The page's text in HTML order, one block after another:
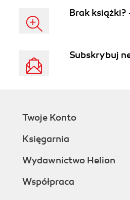
Brak książki?
Subskrybuj
Twoje Konto
Księgarnia
Wydawnictwo Helion
Współpraca